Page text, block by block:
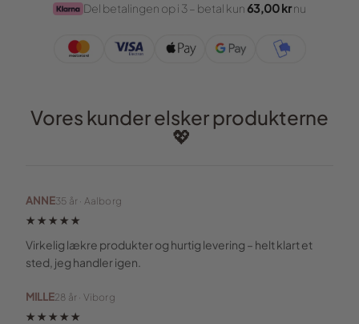
Del betalingen op i 3 – betal kun 63,00 krnu
Vores kunder elsker produkterne
💖
ANNE35 år · Aalborg
★★★★★
Virkelig lækre produkter og hurtig levering – helt klart et
sted, jeg handler igen.
MILLE28 år · Viborg
★★★★★